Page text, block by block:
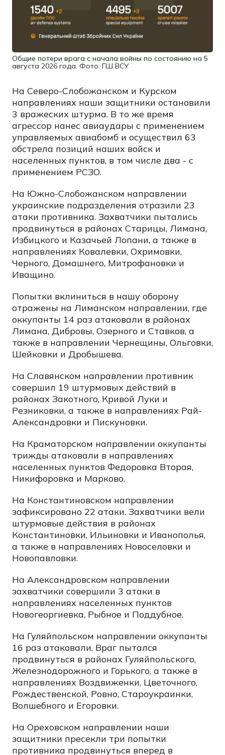
Общие потери врага с начала войны по состоянию на 5
августа 2026 года. Фото: ГШ ВСУ
На Северо-Слобожанском и Курском
направлениях наши защитники остановили
3 вражеских штурма. В то же время
агрессор нанес авиаудары с применением
управляемых авиабомб и осуществил 63
обстрела позиций наших войск и
населенных пунктов, в том числе два - с
применением РСЗО.
На Южно-Слобожанском направлении
украинские подразделения отразили 23
атаки противника. Захватчики пытались
продвинуться в районах Старицы, Лимана,
Избицкого и Казачьей Лопани, а также в
направлениях Ковалевки, Охримовки,
Черного, Домашнего, Митрофановки и
Иващино.
Попытки вклиниться в нашу оборону
отражены на Лиманском направлении, где
оккупанты 14 раз атаковали в районах
Лимана, Дибровы, Озерного и Ставков, а
также в направлении Чернещины, Ольговки,
Шейковки и Дробышева.
На Славянском направлении противник
совершил 19 штурмовых действий в
районах Закотного, Кривой Луки и
Резниковки, а также в направлениях Рай-
Александровки и Пискуновки.
На Краматорском направлении оккупанты
трижды атаковали в направлениях
населенных пунктов Федоровка Вторая,
Никифоровка и Марково.
На Константиновском направлении
зафиксировано 22 атаки. Захватчики вели
штурмовые действия в районах
Константиновки, Ильиновки и Иванополья,
а также в направлениях Новоселовки и
Новопавловки.
На Александровском направлении
захватчики совершили 3 атаки в
направлениях населенных пунктов
Новогеоргиевка, Рыбное и Поддубное.
На Гуляйпольском направлении оккупанты
16 раз атаковали. Враг пытался
продвинуться в районах Гуляйпольского,
Железнодорожного и Горького, а также в
направлениях Воздвиженки, Цветочного,
Рождественской, Ровно, Староукраинки,
Волшебного и Егоровки.
На Ореховском направлении наши
защитники пресекли три попытки
противника продвинуться вперед в